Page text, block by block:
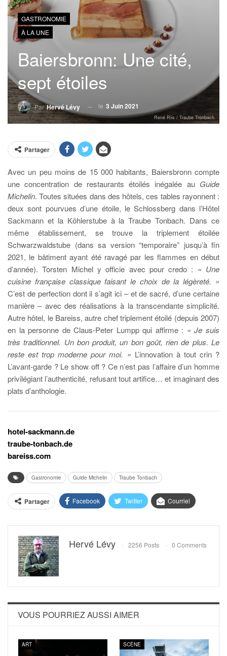
GASTRONOMIE
À LA UNE
Baiersbronn: Une cité,
sept étoiles
ParHervé Lévy le 3 Juin 2021
René Riis / Traube Tronbach
Partager
Avec un peu moins de 15 000 habitants, Baiersbronn compte
une concentration de restaurants étoilés inégalée au Guide
Michelin. Toutes situées dans des hôtels, ces tables rayonnent :
deux sont pourvues d’une étoile, le Schlossberg dans l’Hôtel
Sackmann et la Köhlerstube à la Traube Tonbach. Dans ce
même établissement, se trouve la triplement étoilée
Schwarzwaldstube (dans sa version “temporaire” jusqu’à fin
2021, le bâtiment ayant été ravagé par les flammes en début
d’année). Torsten Michel y officie avec pour credo : « Une
cuisine française classique faisant le choix de la légèreté. »
C’est de perfection dont il s’agit ici – et de sacré, d’une certaine
manière – avec des réalisations à la transcendante simplicité.
Autre hôtel, le Bareiss, autre chef triplement étoilé (depuis 2007)
en la personne de Claus-Peter Lumpp qui affirme : « Je suis
très traditionnel. Un bon produit, un bon goût, rien de plus. Le
reste est trop moderne pour moi. » L’innovation à tout crin ?
L’avant-garde ? Le show off ? Ce n’est pas l’affaire d’un homme
privilégiant l’authenticité, refusant tout artifice… et imaginant des
plats d’anthologie.
hotel-sackmann.de
traube-tonbach.de
bareiss.com
Gastronomie Guide Michelin Traube Tonbach
Partager Facebook Twitter Courriel
Hervé Lévy 2256 Posts 0 Comments
VOUS POURRIEZ AUSSI AIMER
ART SCÈNE